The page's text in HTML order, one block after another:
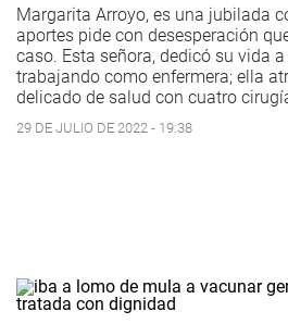
Margarita Arroyo, es una jubilada
aportes pide con desesperación
caso. Esta señora, dedicó su vida
trabajando como enfermera; ella
delicado de salud con cuatro
29 DE JULIO DE 2022 - 19:38